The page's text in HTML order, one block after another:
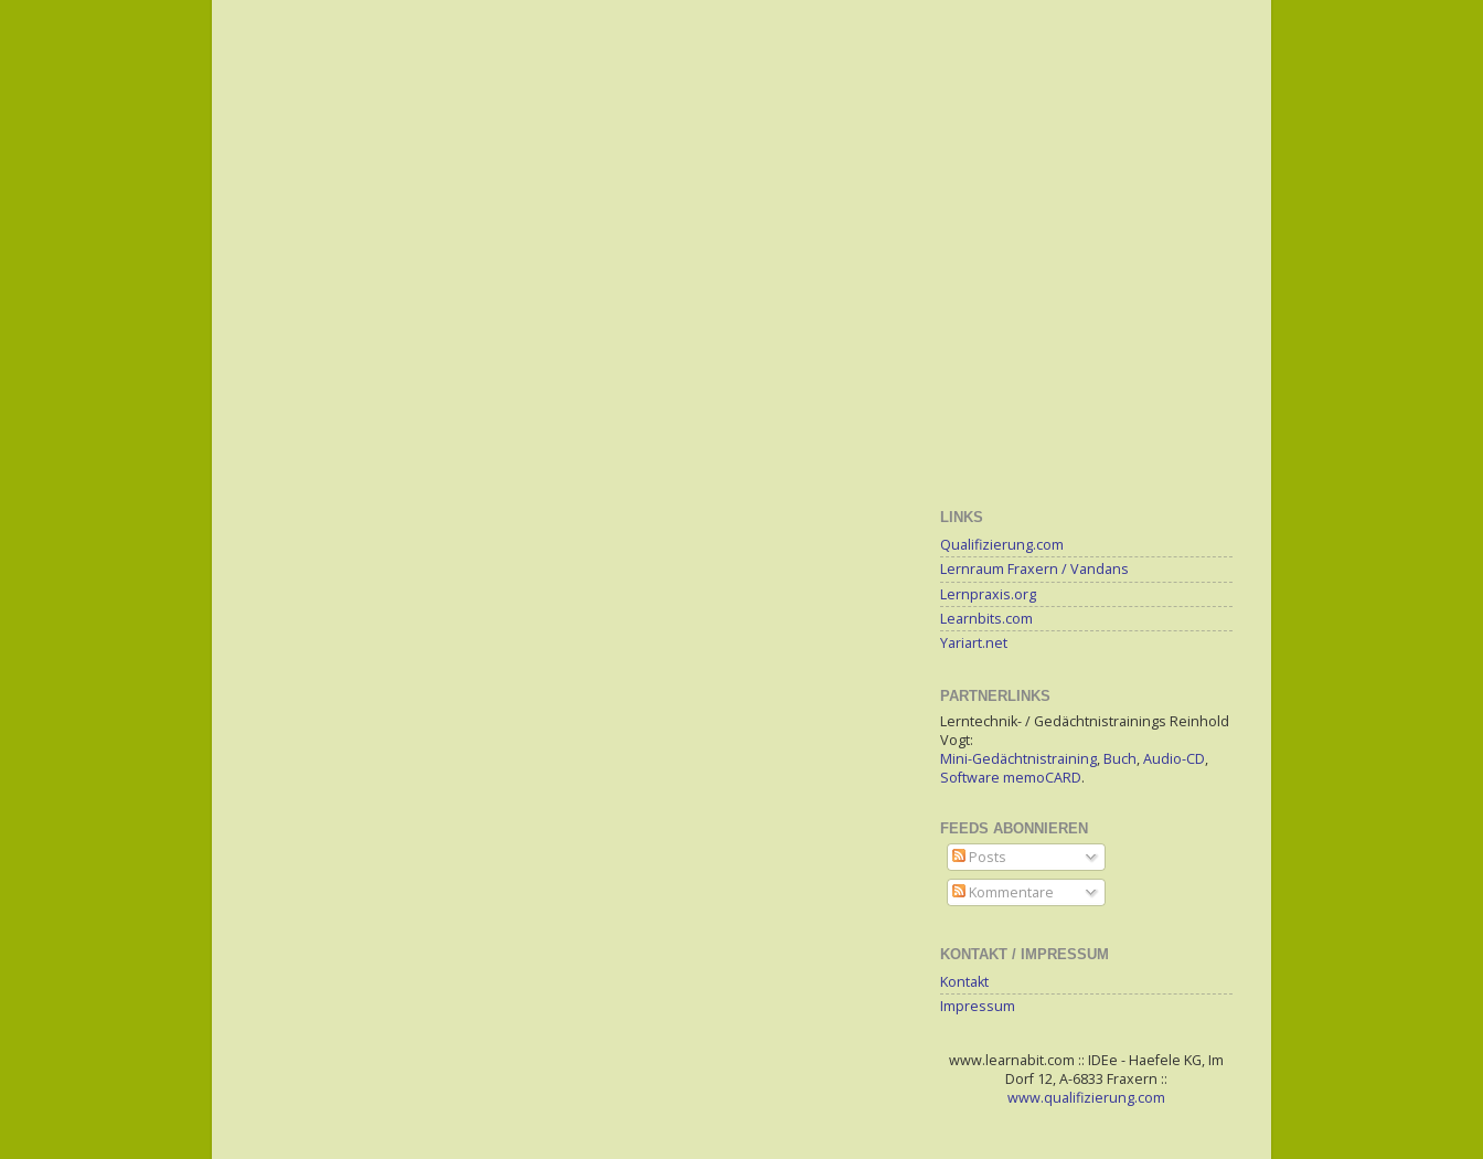
LINKS
Qualifizierung.com
Lernraum Fraxern / Vandans
Lernpraxis.org
Learnbits.com
Yariart.net
PARTNERLINKS
Lerntechnik- / Gedächtnistrainings Reinhold
Vogt:
Mini-Gedächtnistraining, Buch,Audio-CD,
Software memoCARD.
FEEDS ABONNIEREN
Posts
Kommentare
KONTAKT / IMPRESSUM
Kontakt
Impressum
www.learnabit.com :: IDEe - Haefele KG, Im
Dorf 12, A-6833 Fraxern ::
www.qualifizierung.com